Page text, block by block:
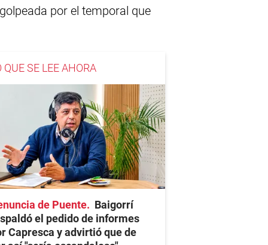
por el temporal que
QUE SE LEE AHORA
de Puente
Baigorrí
el pedido de informes
Capresca y advirtió que de